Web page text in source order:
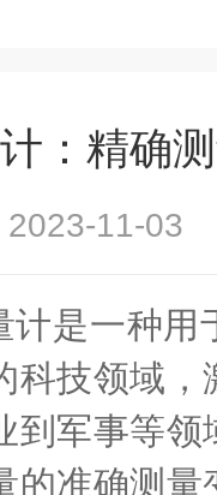
：精确
2023-11-
是一种用
科技领域
到军事等
的准确测